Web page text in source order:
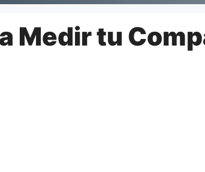
Medir tu